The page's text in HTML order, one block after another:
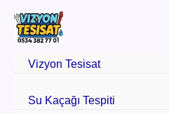
Vizyon Tesisat
Su Kaçağı Tespiti